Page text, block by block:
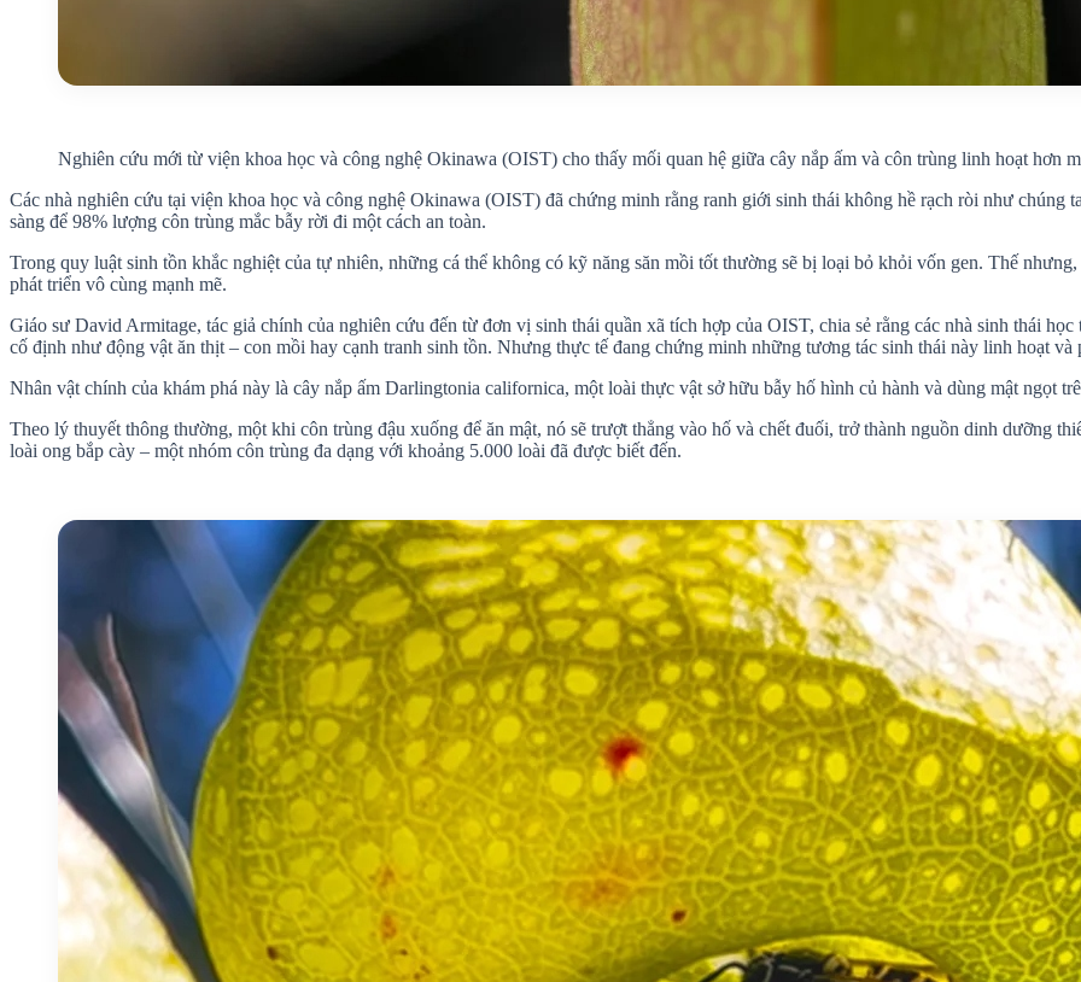
Nghiên cứu mới từ viện khoa học và công nghệ Okinawa (OIST) cho thấy mối quan hệ giữa cây nắp ấm và côn trùng linh hoạt hơn
Các nhà nghiên cứu tại viện khoa học và công nghệ Okinawa (OIST) đã chứng minh rằng ranh giới sinh thái không hề rạch ròi như chúng
sàng để 98% lượng côn trùng mắc bẫy rời đi một cách an toàn.
Trong quy luật sinh tồn khắc nghiệt của tự nhiên, những cá thể không có kỹ năng săn mồi tốt thường sẽ bị loại bỏ khỏi vốn gen. Thế
phát triển vô cùng mạnh mẽ.
Giáo sư David Armitage, tác giả chính của nghiên cứu đến từ đơn vị sinh thái quần xã tích hợp của OIST, chia sẻ rằng các nhà sinh thái
cố định như động vật ăn thịt – con mồi hay cạnh tranh sinh tồn. Nhưng thực tế đang chứng minh những tương tác sinh thái này linh hoạt
Nhân vật chính của khám phá này là cây nắp ấm Darlingtonia californica, một loài thực vật sở hữu bẫy hố hình củ hành và dùng mật ngọt
Theo lý thuyết thông thường, một khi côn trùng đậu xuống để ăn mật, nó sẽ trượt thẳng vào hố và chết đuối, trở thành nguồn dinh dưỡng
loài ong bắp cày – một nhóm côn trùng đa dạng với khoảng 5.000 loài đã được biết đến.